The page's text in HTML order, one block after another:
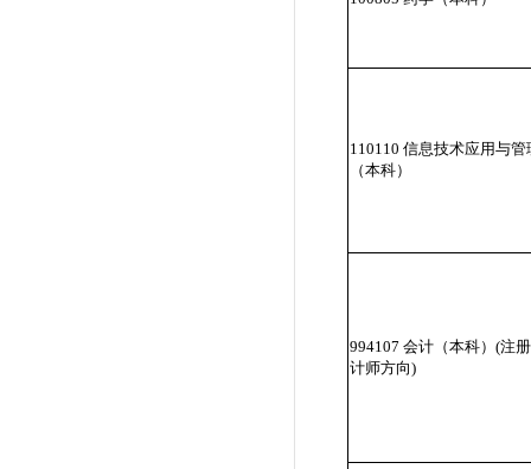
110110 信息技术应用与管
（本科）
994107 会计（本科）(注
计师方向)